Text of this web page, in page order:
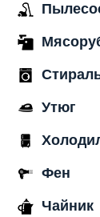
Утюг
Фен
Чайник